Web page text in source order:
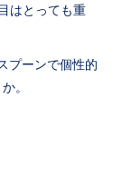
はとっても重
プーンで個性的
。